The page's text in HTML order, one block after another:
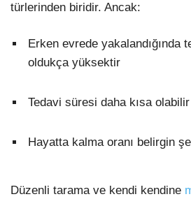
türlerinden biridir. Ancak:
Erken evrede yakalandığında
oldukça yüksektir
Tedavi süresi daha kısa olabilir
Hayatta kalma oranı belirgin
Düzenli tarama ve kendi kendine